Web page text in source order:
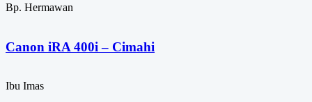
Bp. Hermawan
Canon iRA 400i – Cimahi
Ibu Imas